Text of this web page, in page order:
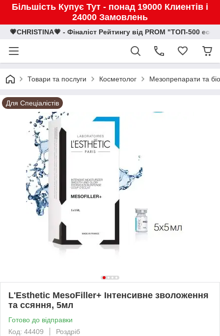
Більшість Купує Тут - понад 19000 Клиентів і
24000 Замовлень
💗CHRISTINA💗 - Фіналіст Рейтингу від PROM "ТОП-500
Товари та послуги Косметолог Мезопрепарати та
Для Спеціалістів
L'Esthetic MesoFiller+ Інтенсивне зволоження
та ссяння, 5мл
Готово до відправки
Код: 44409
Роздріб